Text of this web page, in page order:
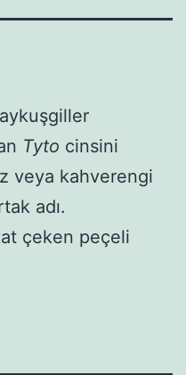
Tyto cinsini
veya kahverengi
adı.
çeken peçeli